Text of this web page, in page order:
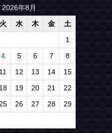
2026年8月
火 水 木 金
土
1
4 5 6 7
8
11 12 13 14
15
18 19 20 21
22
25 26 27 28
29